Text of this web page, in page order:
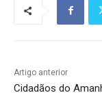
Artigo anterior
Cidadãos do